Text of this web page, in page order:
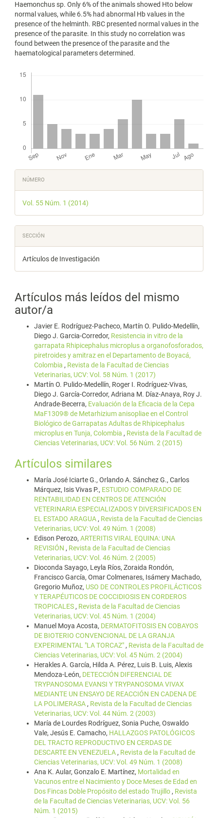
Haemonchus sp. Only 6% of the animals showed Hto below
normal values, while 6.5% had abnormal Hb values in the
presence of the helminth. RBC presented normal values in the
presence of the parasite. In this study no correlation was
found between the presence of the parasite and the
haematological parameters determined.
Detalles
del
artículo
NÚMERO
Vol. 55 Núm. 1 (2014)
SECCIÓN
Artículos de Investigación
Artículos más leídos del mismo
autor/a
Javier E. Rodríguez-Pacheco, Martín O. Pulido-Medellín,
Diego J. Garcia-Corredor, Resistencia in vitro de la
garrapata Rhipicephalus microplus a organofosforados,
piretroides y amitraz en el Departamento de Boyacá,
Colombia , Revista de la Facultad de Ciencias
Veterinarias, UCV: Vol. 58 Núm. 1 (2017)
Martín O. Pulido-Medellín, Roger I. Rodríguez-Vivas,
Diego J. García-Corredor, Adriana M. Díaz-Anaya, Roy J.
Andrade-Becerra, Evaluación de la Eficacia de la Cepa
MaF1309® de Metarhizium anisopliae en el Control
Biológico de Garrapatas Adultas de Rhipicephalus
microplus en Tunja, Colombia , Revista de la Facultad de
Ciencias Veterinarias, UCV: Vol. 56 Núm. 2 (2015)
Artículos similares
María José Iciarte G., Orlando A. Sánchez G., Carlos
Márquez, Isis Vivas P., ESTUDIO COMPARADO DE
RENTABILIDAD EN CENTROS DE ATENCIÓN
VETERINARIA ESPECIALIZADOS Y DIVERSIFICADOS EN
EL ESTADO ARAGUA , Revista de la Facultad de Ciencias
Veterinarias, UCV: Vol. 49 Núm. 1 (2008)
Edison Perozo, ARTERITIS VIRAL EQUINA: UNA
REVISIÓN , Revista de la Facultad de Ciencias
Veterinarias, UCV: Vol. 46 Núm. 2 (2005)
Dioconda Sayago, Leyla Ríos, Zoraida Rondón,
Francisco García, Omar Colmenares, Isámery Machado,
Gregorio Muñoz, USO DE CONTROLES PROFILÁCTICOS
Y TERAPÉUTICOS DE COCCIDIOSIS EN CORDEROS
TROPICALES , Revista de la Facultad de Ciencias
Veterinarias, UCV: Vol. 45 Núm. 1 (2004)
Manuel Moya Acosta, DERMATOFITOSIS EN COBAYOS
DE BIOTERIO CONVENCIONAL DE LA GRANJA
EXPERIMENTAL "LA TORCAZ" , Revista de la Facultad de
Ciencias Veterinarias, UCV: Vol. 45 Núm. 2 (2004)
Herakles A. García, Hilda A. Pérez, Luis B. Luis, Alexis
Mendoza-León, DETECCIÓN DIFERENCIAL DE
TRYPANOSOMA EVANSI Y TRYPANOSOMA VIVAX
MEDIANTE UN ENSAYO DE REACCIÓN EN CADENA DE
LA POLIMERASA , Revista de la Facultad de Ciencias
Veterinarias, UCV: Vol. 44 Núm. 2 (2003)
María de Lourdes Rodríguez, Sonia Puche, Oswaldo
Vale, Jesús E. Camacho, HALLAZGOS PATOLÓGICOS
DEL TRACTO REPRODUCTIVO EN CERDAS DE
DESCARTE EN VENEZUELA , Revista de la Facultad de
Ciencias Veterinarias, UCV: Vol. 49 Núm. 1 (2008)
Ana K. Aular, Gonzalo E. Martínez, Mortalidad en
Vacunos entre el Nacimiento y Doce Meses de Edad en
Dos Fincas Doble Propósito del estado Trujillo , Revista
de la Facultad de Ciencias Veterinarias, UCV: Vol. 56
Núm. 1 (2015)